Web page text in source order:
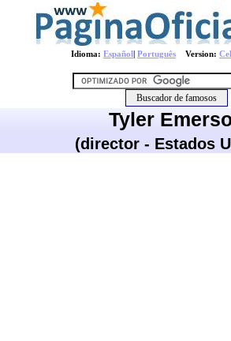
Idioma: Español| Português Version:
Tyler
(director - Estados